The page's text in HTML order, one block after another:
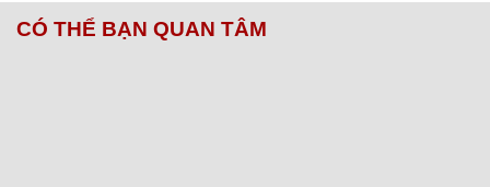
CÓ THỂ BẠN QUAN TÂM